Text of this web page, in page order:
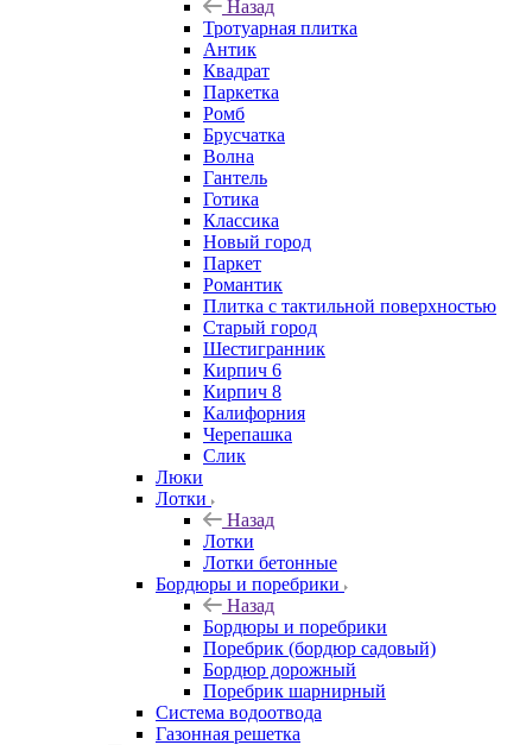
Назад
Тротуарная плитка
Антик
Квадрат
Паркетка
Ромб
Брусчатка
Волна
Гантель
Готика
Классика
Новый город
Паркет
Романтик
Плитка с тактильной поверхностью
Старый город
Шестигранник
Кирпич 6
Кирпич 8
Калифорния
Черепашка
Слик
Люки
Лотки
Назад
Лотки
Лотки бетонные
Бордюры и поребрики
Назад
Бордюры и поребрики
Поребрик (бордюр садовый)
Бордюр дорожный
Поребрик шарнирный
Система водоотвода
Газонная решетка